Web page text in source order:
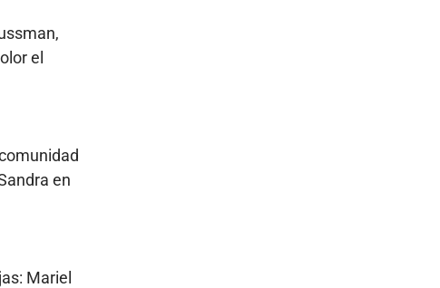
el
en
Mariel